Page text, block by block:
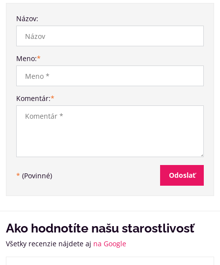
Názov:
Meno:*
Komentár:*
* (Povinné) Odoslať
Ako hodnotíte našu starostlivosť
Všetky recenzie nájdete aj na Google